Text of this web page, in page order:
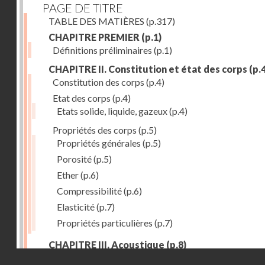
PAGE DE TITRE
TABLE DES MATIÈRES (p.317)
CHAPITRE PREMIER (p.1)
Définitions préliminaires (p.1)
CHAPITRE II. Constitution et état des corps
Constitution des corps (p.4)
Etat des corps (p.4)
Etats solide, liquide, gazeux(p.4)
Propriétés des corps (p.5)
Propriétés générales (p.5)
Porosité(p.5)
Ether(p.6)
Compressibilité(p.6)
Elasticité(p.7)
Propriétés particulières (p.7)
CHAPITRE III. Acoustique (p.8)